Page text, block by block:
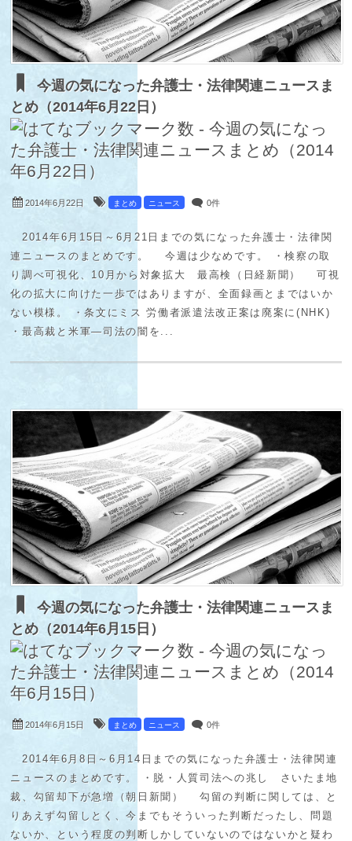
今週の気になった弁護士・法律関連ニュースま
とめ（2014年6月22日）
2014年6月22日 まとめ ニュース 0件
2014年6月15日～6月21日までの気になった弁護士・法律関
連ニュースのまとめです。 今週は少なめです。 ・検察の取
り調べ可視化、10月から対象拡大 最高検（日経新聞） 可視
化の拡大に向けた一歩ではありますが、全面録画とまではいか
ない模様。 ・条文にミス 労働者派遣法改正案は廃案に(NHK)
・最高裁と米軍―司法の闇を...
今週の気になった弁護士・法律関連ニュースま
とめ（2014年6月15日）
2014年6月15日 まとめ ニュース 0件
2014年6月8日～6月14日までの気になった弁護士・法律関連
ニュースのまとめです。 ・脱・人質司法への兆し さいたま地
裁、勾留却下が急増（朝日新聞） 勾留の判断に関しては、と
りあえず勾留しとく、今までもそういった判断だったし、問題
ないか、という程度の判断しかしていないのではないかと疑わ